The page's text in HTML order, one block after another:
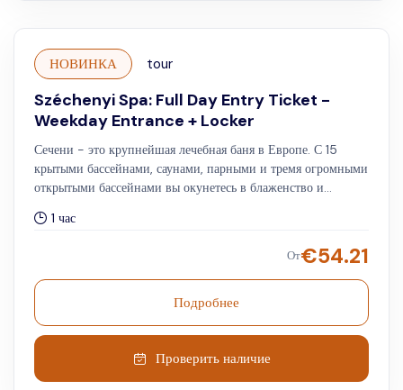
НОВИНКА tour
Széchenyi Spa: Full Day Entry Ticket -
Weekday Entrance + Locker
Сечени - это крупнейшая лечебная баня в Европе. С 15
крытыми бассейнами, саунами, парными и тремя огромными
открытыми бассейнами вы окунетесь в блаженство и
доступом в спа-центр и почувствуйте высокую
кожу мягкой, как у младенца. Это декадентское угощение
должно быть частью любой поездки в Будапешт! В
Szechenyi Spa Baths вас ждут гидромассажные ванны,
сауны и подводный массаж с гидромассажем. Кроме того,
если вы хотите «заработать» мокроту, есть тренажерный зал.
1 час
От€54.21
Подробнее
Проверить наличие